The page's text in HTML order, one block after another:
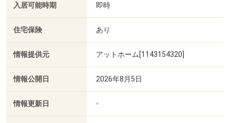
入居可能時期 即時
住宅保険 あり
情報提供元 アットホーム[1143154320]
情報公開日 2026年8月5日
情報更新日 -